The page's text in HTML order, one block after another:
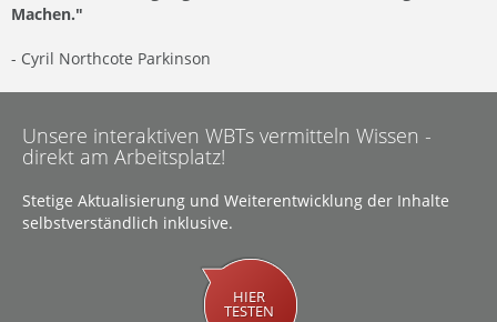
Machen."
- Cyril Northcote Parkinson
Unsere interaktiven WBTs vermitteln Wissen -
direkt am Arbeitsplatz!
Stetige Aktualisierung und Weiterentwicklung der Inhalte
selbstverständlich inklusive.
HIER
TESTEN